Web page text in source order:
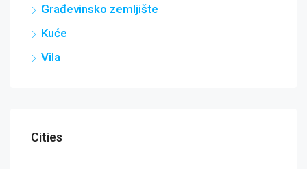
Građevinsko zemljište
Kuće
Vila
Cities